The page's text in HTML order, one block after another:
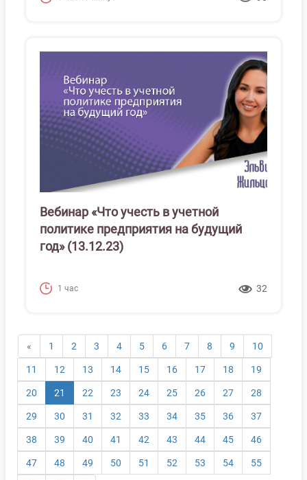
Вебинар «Что учесть в учетной
политике предприятия на будущий
год» (13.12.23)
1 час 32
« 1 2 3 4 5 6 7 8 9 10
11 12 13 14 15 16 17 18 19
20 21 (текущая)
22 23 24 25 26 27 28
29 30 31 32 33 34 35 36 37
38 39 40 41 42 43 44 45 46
47 48 49 50 51 52 53 54 55